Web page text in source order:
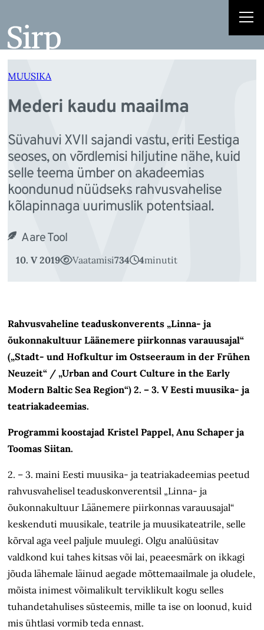
juurde
MUUSIKA
Mederi kaudu maailma
Süvahuvi XVII sajandi vastu, eriti Eestiga
seoses, on võrdlemisi hiljutine nähe, kuid
selle teema ümber on akadeemias
koondunud nüüdseks rahvusvahelise
kõlapinnaga uurimuslik potentsiaal.
Aare Tool
10. V 2019 Vaatamisi734 4minutit
Rahvusvaheline teaduskonverents „Linna- ja
õukonnakultuur Läänemere piirkonnas varauusajal“
(„Stadt- und Hofkultur im Ostseeraum in der Frühen
Neuzeit“ / „Urban and Court Culture in the Early
Modern Baltic Sea Region“) 2. – 3. V Eesti muusika- ja
teatriakadeemias.
Programmi koostajad Kristel Pappel, Anu Schaper ja
Toomas Siitan.
2. – 3. maini Eesti muusika- ja teatriakadeemias peetud
rahvusvahelisel teaduskonverentsil „Linna- ja
õukonnakultuur Läänemere piirkonnas varauusajal“
keskenduti muusikale, teatrile ja muusikateatrile, selle
kõrval aga veel paljule muulegi. Olgu analüüsitav
valdkond kui tahes kitsas või lai, peaeesmärk on ikkagi
jõuda lähemale läinud aegade mõttemaailmale ja oludele,
mõista inimest võimalikult terviklikult kogu selles
tuhandetahulises süsteemis, mille ta ise on loonud, kuid
mis ühtlasi vormib teda ennast.